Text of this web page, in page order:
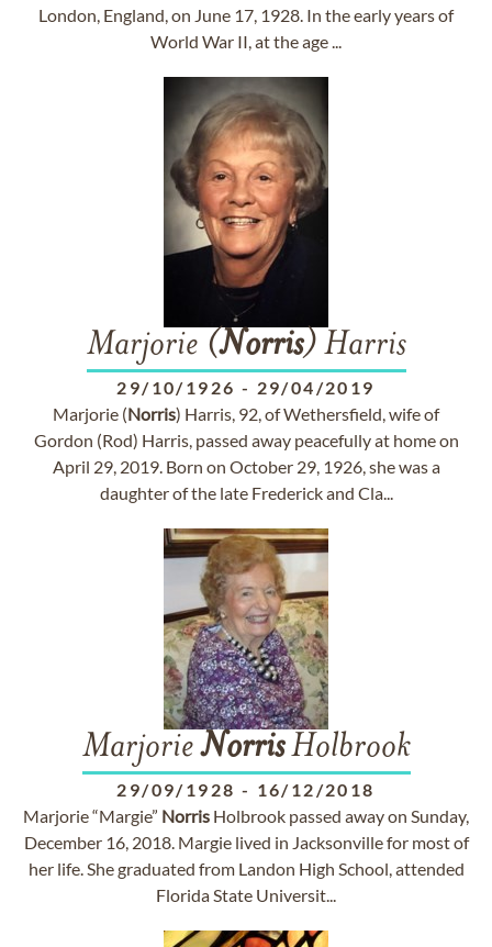
London, England, on June 17, 1928. In the early years of
World War II, at the age ...
Marjorie (Norris) Harris
29/10/1926 - 29/04/2019
Marjorie (Norris) Harris, 92, of Wethersfield, wife of
Gordon (Rod) Harris, passed away peacefully at home on
April 29, 2019. Born on October 29, 1926, she was a
daughter of the late Frederick and Cla...
MarjorieNorrisHolbrook
29/09/1928 - 16/12/2018
Marjorie “Margie” Norris Holbrook passed away on Sunday,
December 16, 2018. Margie lived in Jacksonville for most of
her life. She graduated from Landon High School, attended
Florida State Universit...